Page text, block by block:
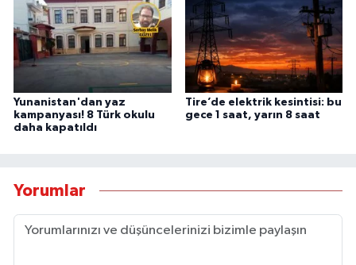
Yunanistan'dan yaz
kampanyası! 8 Türk okulu
daha kapatıldı
Tire’de elektrik kesintisi: bu
gece 1 saat, yarın 8 saat
Yorumlar